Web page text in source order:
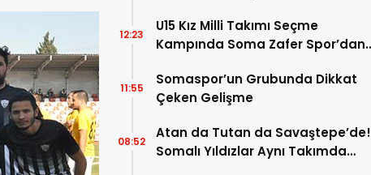
U15 Kız Milli Takımı Seçme
Kampında Soma Zafer Spor’dan
12:23
Somaspor’un Grubunda Dikkat
Çeken Gelişme
11:55
Atan da Tutan da Savaştepe’de!
Somalı Yıldızlar Aynı Takımda
08:52